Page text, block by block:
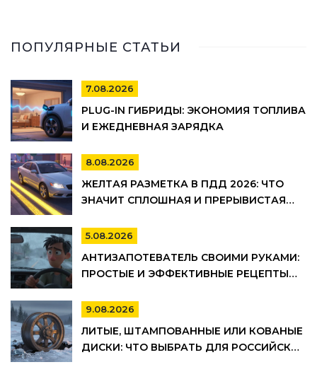
ПОПУЛЯРНЫЕ СТАТЬИ
7.08.2026
PLUG-IN ГИБРИДЫ: ЭКОНОМИЯ ТОПЛИВА
И ЕЖЕДНЕВНАЯ ЗАРЯДКА
8.08.2026
ЖЕЛТАЯ РАЗМЕТКА В ПДД 2026: ЧТО
ЗНАЧИТ СПЛОШНАЯ И ПРЕРЫВИСТАЯ
ШТРАФЫ
5.08.2026
АНТИЗАПОТЕВАТЕЛЬ СВОИМИ РУКАМИ:
ПРОСТЫЕ И ЭФФЕКТИВНЫЕ РЕЦЕПТЫ
9.08.2026
ЛИТЫЕ, ШТАМПОВАННЫЕ ИЛИ КОВАНЫЕ
ДИСКИ: ЧТО ВЫБРАТЬ ДЛЯ РОССИЙСКИХ